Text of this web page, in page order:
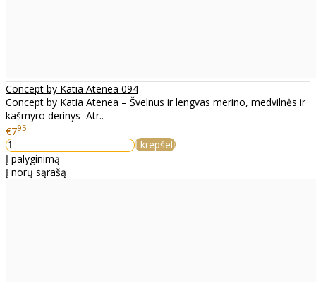
Concept by Katia Atenea 094
Concept by Katia Atenea – Švelnus ir lengvas merino, medvilnės ir
kašmyro derinys Atr..
€795
Į krepšelį
Į palyginimą
Į norų sąrašą